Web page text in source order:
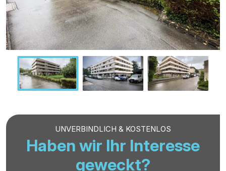
UNVERBINDLICH & KOSTENLOS
Haben wir Ihr Interesse
geweckt?